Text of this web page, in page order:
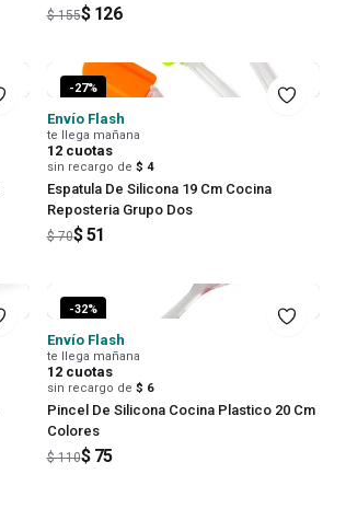
$ 155$ 126
-27%
Envío Flash
te llega mañana
12cuotas
sin recargo de $ 4
Espatula De Silicona 19 Cm Cocina
Reposteria Grupo Dos
$ 70$ 51
-32%
Envío Flash
te llega mañana
12cuotas
sin recargo de $ 6
Pincel De Silicona Cocina Plastico 20 Cm
Colores
$ 110$ 75